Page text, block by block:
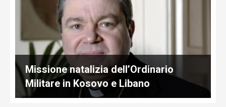
Missione natalizia dell’Ordinario
Militare in Kosovo e Libano